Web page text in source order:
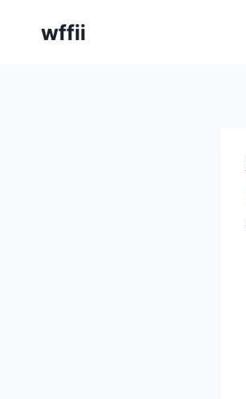
wffii